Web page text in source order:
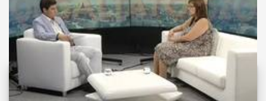
Videóink megtekinthetőek
Youtube-csatornánkon is!